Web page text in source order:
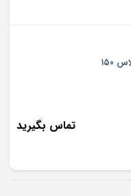
تماس بگیرید